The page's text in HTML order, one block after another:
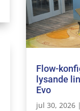
Flow-
lysande
Evo
jul 30, 2026|